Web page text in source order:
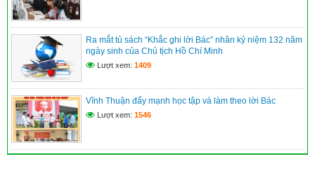
Ra mắt tủ sách “Khắc ghi lời Bác” nhân kỷ niệm 132 năm
ngày sinh của Chủ tịch Hồ Chí Minh
Lượt xem: 1409
Vĩnh Thuận đẩy mạnh học tập và làm theo lời Bác
Lượt xem: 1546